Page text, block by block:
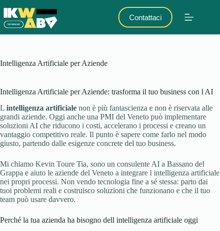
contenuto
Contattaci
Intelligenza Artificiale per Aziende
Intelligenza Artificiale per Aziende: trasforma il tuo business con l AI
L intelligenza artificiale non è più fantascienza e non è riservata alle
grandi aziende. Oggi anche una PMI del Veneto può implementare
soluzioni AI che riducono i costi, accelerano i processi e creano un
vantaggio competitivo reale. Il punto è sapere come farlo nel modo
giusto, partendo dalle esigenze concrete del tuo business.
Mi chiamo Kevin Toure Tia, sono un consulente AI a Bassano del
Grappa e aiuto le aziende del Veneto a integrare l intelligenza artificiale
nei propri processi. Non vendo tecnologia fine a sé stessa: parto dai
tuoi problemi reali e costruisco soluzioni che funzionano e che il tuo
team può usare davvero.
Perché la tua azienda ha bisogno dell intelligenza artificiale oggi